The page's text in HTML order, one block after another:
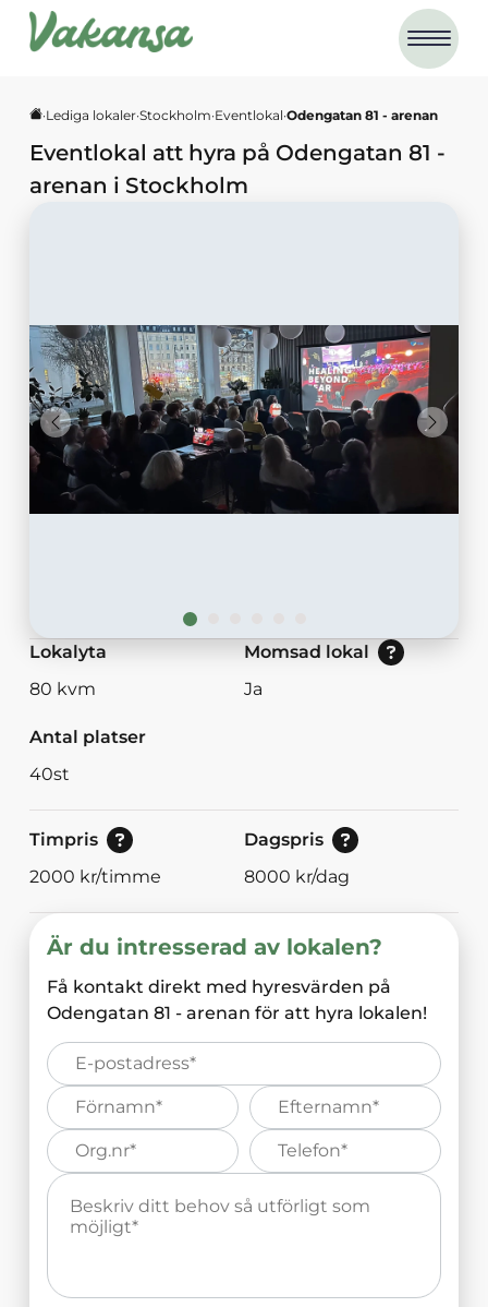
·Lediga lokaler·Stockholm·Eventlokal·Odengatan 81 - arenan
Eventlokal att hyra på Odengatan 81 -
arenan i Stockholm
Lokalyta
80 kvm
Momsad lokal
Nej: Lokalen är momsbefriad.<br/>Ja:
Ja
Antal platser
40st
Timpris
Pris för enstaka timmar.
2000 kr/timme
Dagspris
Pris vid bokning av 8<br/>eller mer timmar.
8000 kr/dag
Är du intresserad av lokalen?
Få kontakt direkt med hyresvärden på
Odengatan 81 - arenan för att hyra lokalen!
E-
post*
Förnamn*
Efternamn*
Organisations
nummer*
Telefonnummer*
Meddelande*